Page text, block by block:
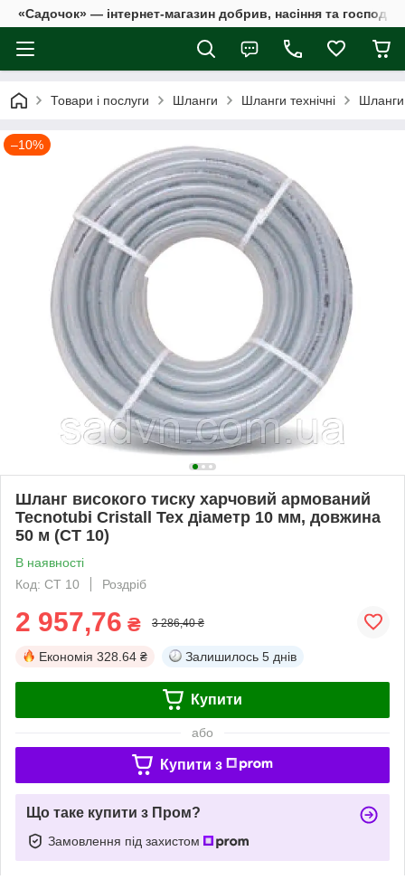
«Садочок» — інтернет-магазин добрив, насіння та
Товари і послуги Шланги Шланги технічні Шланги
–10%
Шланг високого тиску харчовий армований
Tecnotubi Cristall Tex діаметр 10 мм, довжина
50 м (CT 10)
В наявності
Код: CT 10
Роздріб
2 957,76 ₴ 3 286,40 ₴
Економія 328.64 ₴ Залишилось 5 днів
Купити
або
Купити з
Що таке купити з Пром?
Замовлення під захистом